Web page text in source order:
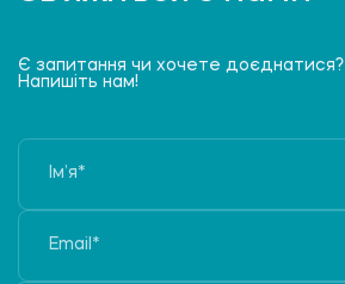
Є запитання чи хочете доєднатися?
Напишіть нам!